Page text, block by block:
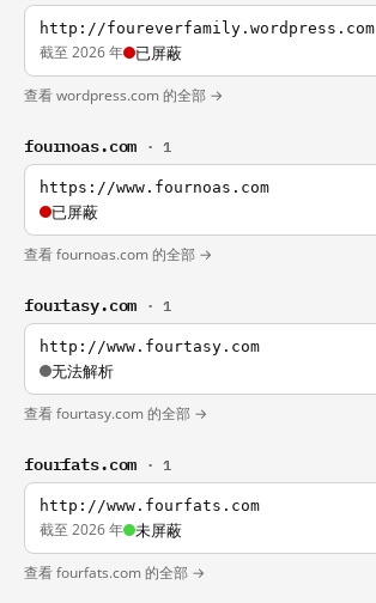
http://foureverfamily.wordpress.com
截至 2026 年 已屏蔽
查看 wordpress.com 的全部 →
fournoas.com · 1
https://www.fournoas.com
已屏蔽
查看 fournoas.com 的全部 →
fourtasy.com · 1
http://www.fourtasy.com
无法解析
查看 fourtasy.com 的全部 →
fourfats.com · 1
http://www.fourfats.com
截至 2026 年 未屏蔽
查看 fourfats.com 的全部 →